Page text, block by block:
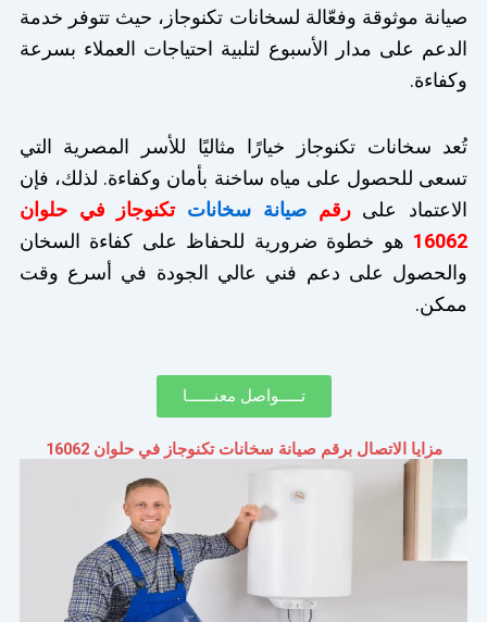
صيانة موثوقة وفعّالة لسخانات تكنوجاز، حيث تتوفر خدمة
الدعم على مدار الأسبوع لتلبية احتياجات العملاء بسرعة
وكفاءة.
تُعد سخانات تكنوجاز خيارًا مثاليًا للأسر المصرية التي
تسعى للحصول على مياه ساخنة بأمان وكفاءة. لذلك، فإن
الاعتماد علىرقمصيانة سخانات تكنوجاز في حلوان
16062 هو خطوة ضرورية للحفاظ على كفاءة السخان
والحصول على دعم فني عالي الجودة في أسرع وقت
ممكن.
تـــــواصل معنــــــا
مزايا الاتصال برقم صيانة سخانات تكنوجاز في حلوان 16062